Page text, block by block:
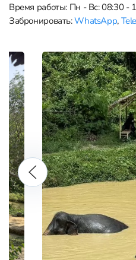
Время работы: Пн - Вс: 08:30 -
Забронировать:WhatsApp,